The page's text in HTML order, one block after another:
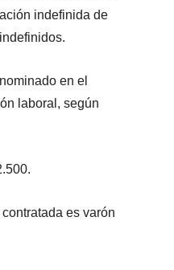
indefinida de
en el
laboral, según
es varón